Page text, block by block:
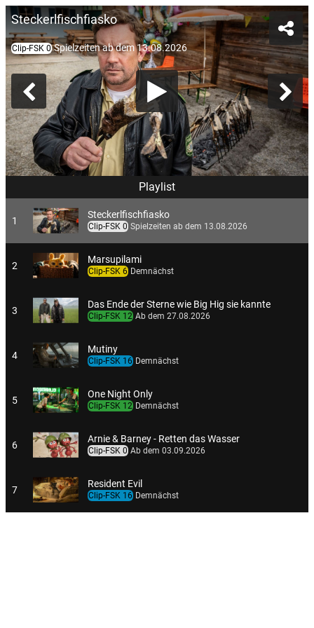
Steckerlfischfiasko
Clip-FSK 0Spielzeiten ab dem 13.08.2026
Playlist
1
Steckerlfischfiasko
Clip-FSK 0Spielzeiten ab dem 13.08.2026
2
Marsupilami
Clip-FSK 6Demnächst
3
Das Ende der Sterne wie Big Hig sie kannte
Clip-FSK 12Ab dem 27.08.2026
4
Mutiny
Clip-FSK 16Demnächst
5
One Night Only
Clip-FSK 12Demnächst
6
Arnie & Barney - Retten das Wasser
Clip-FSK 0Ab dem 03.09.2026
7
Resident Evil
Clip-FSK 16Demnächst